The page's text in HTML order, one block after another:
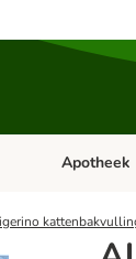
menu: Hond
Open
Apotheek